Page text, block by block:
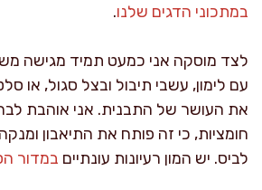
במתכוני הדגים שלנו.
לצד מוסקה אני כמעט תמיד מגישה
עם לימון, עשבי תיבול ובצל סגול, או
את העושר של התבנית. אני אוהבת
חומציות, כי זה פותח את התיאבון
לביס. יש המון רעיונות עונתיים במדור